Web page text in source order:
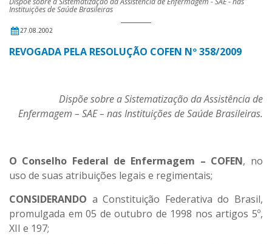
Instituições de Saúde Brasileiras
27.08.2002
REVOGADA PELA RESOLUÇÃO COFEN Nº 358/2009
Dispõe sobre a Sistematização da Assistência de
Enfermagem – SAE – nas Instituições de Saúde Brasileiras.
O Conselho Federal de Enfermagem – COFEN, no
uso de suas atribuições legais e regimentais;
CONSIDERANDO a Constituição Federativa do Brasil,
promulgada em 05 de outubro de 1998 nos artigos 5º,
XII e 197;